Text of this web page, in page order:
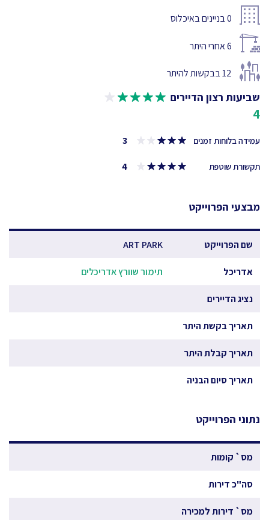
0בניינים באיכלוס
6אחרי היתר
12בבקשות להיתר
שביעות רצון הדיירים
4
עמידה בלוחות זמנים 3
תקשורת שוטפת 4
מבצעי הפרוייקט
שם הפרוייקט ART PARK
אדריכל תימור שוורץ אדריכלים
נציג הדיירים
תאריך בקשת היתר
תאריך קבלת היתר
תאריך סיום הבניה
נתוני הפרוייקט
מס` קומות
סה"כ דירות
מס` דירות למכירה